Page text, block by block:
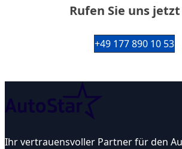
Rufen Sie uns
+49 177 890 10 53
Ihr vertrauensvoller Partner für den